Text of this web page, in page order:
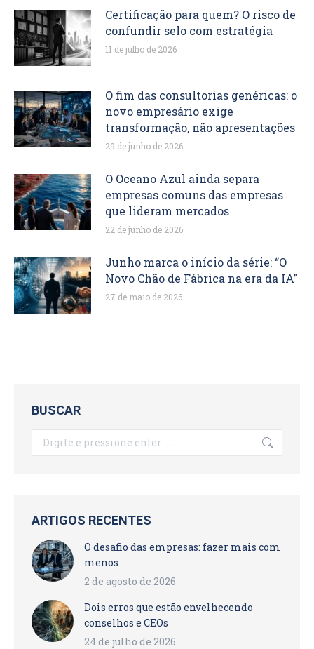
Certificação para quem? O risco de
confundir selo com estratégia
11 de julho de 2026
O fim das consultorias genéricas: o
novo empresário exige
transformação, não apresentações
29 de junho de 2026
O Oceano Azul ainda separa
empresas comuns das empresas
que lideram mercados
22 de junho de 2026
Junho marca o início da série: “O
Novo Chão de Fábrica na era da IA”
27 de maio de 2026
BUSCAR
Search:
ARTIGOS RECENTES
O desafio das empresas: fazer mais com
menos
2 de agosto de 2026
Dois erros que estão envelhecendo
conselhos e CEOs
24 de julho de 2026